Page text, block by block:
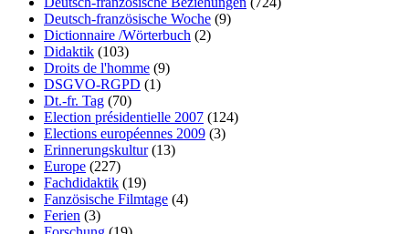
Deutsch-französische Woche (9)
Dictionnaire /Wörterbuch (2)
Didaktik (103)
Droits de l'homme (9)
DSGVO-RGPD (1)
Dt.-fr. Tag (70)
Election présidentielle 2007 (124)
Elections européennes 2009 (3)
Erinnerungskultur(13)
Europe (227)
Fachdidaktik (19)
Fanzösische Filmtage (4)
Ferien (3)